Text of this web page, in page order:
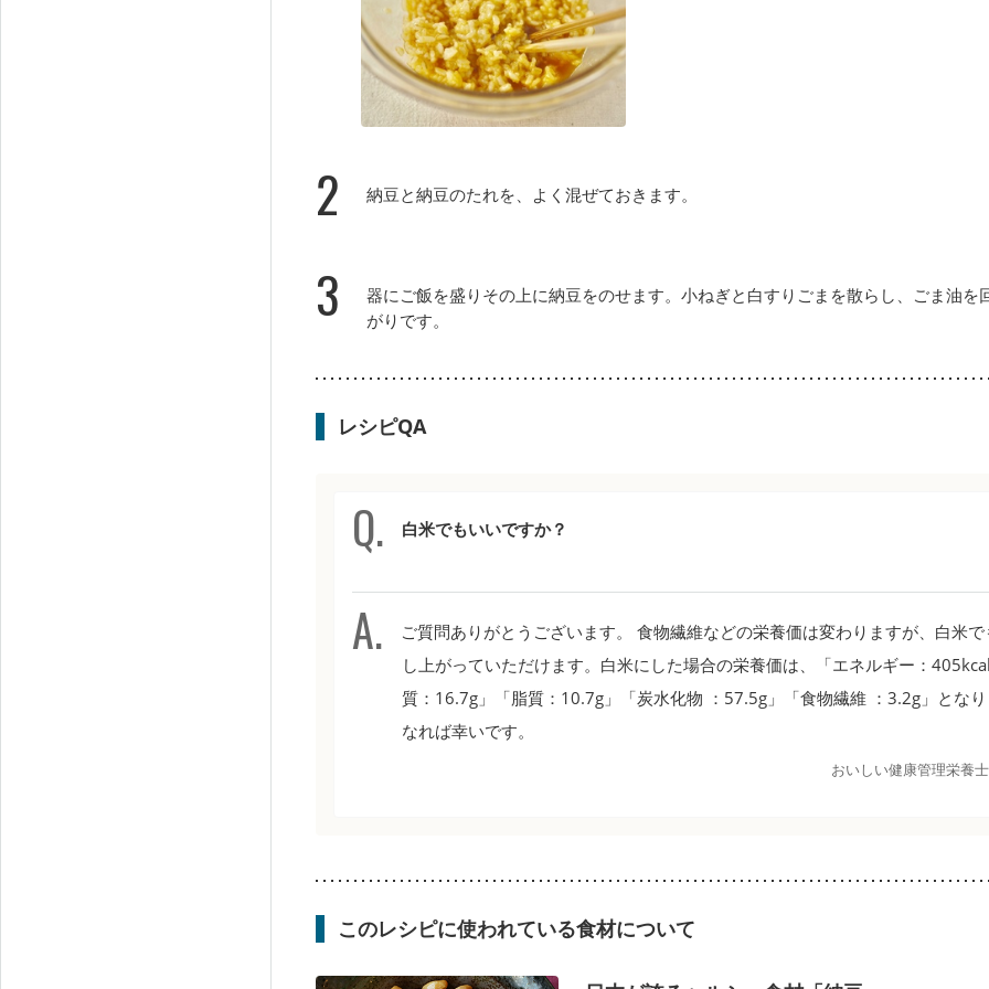
2 納豆と納豆のたれを、よく混ぜておきます。
3
器にご飯を盛りその上に納豆をのせます。小ねぎと白すりごまを散らし、ごま油を
がりです。
レシピQA
白米でもいいですか？
ご質問ありがとうございます。 食物繊維などの栄養価は変わりますが、白米
し上がっていただけます。白米にした場合の栄養価は、「エネルギー：
質：16.7g」「脂質：10.7g」「炭水化物 ：57.5g」「食物繊維 ：3.2g」とな
なれば幸いです。
おいしい健康管理栄養士
このレシピに使われている食材について